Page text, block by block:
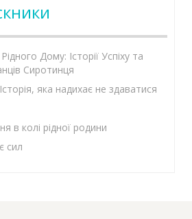
Дому: Історії Успіху та
Сиротинця
яка надихає не здаватися
в колі рідної родини
сил